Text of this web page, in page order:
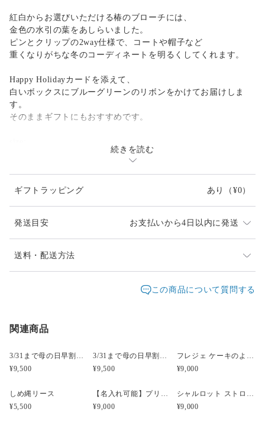
紅白からお選びいただける椿のブローチには、
金色の水引の葉をあしらいました。
ピンとクリップの2way仕様で、コートや帽子など
重くなりがちな冬のコーディネートを明るくしてくれます。
Happy Holidayカードを添えて、
白いボックスにブルーグリーンのリボンをかけてお届けしま
す。
そのままギフトにもおすすめです。
プリザーブドケーキ：φ11.5×10㎝
#新春福袋2026
続きを読む
ギフトラッピング あり （¥0）
発送目安 お支払いから4日以内に発送
同一花材が廃盤等入手できない場合、類似の花材になり
発送は通常2、3日以内（土日祝日を除く）に対応させて
さい。改めてご連絡差し上げますので、ご理解のほど宜
しくお願い致します。
受注制作のため1週間ほどお時間をいただく場合がござ
います。お急ぎの方はメールにてご相談ください。
送料・配送方法
送料無料
¥5,000以上のご注文で送料無料
この商品について質問する
関連商品
3/31まで母の日早割・5束限定 ピオニーのアーティフィシャルフラワーブーケ Merci Élégantメルシーエレガン
¥9,500
3/31まで母の日早割・5束限定 ローズのアーティフィシャルフラワーブーケ Bonheur Rosé（ボヌール・ロゼ）
¥9,500
フレジェ ケーキのようなプリザーブドフラワーアレンジメント
¥9,000
しめ縄リース
¥5,500
【名入れ可能】プリザーブド フラワーケーキ シャルロット マスカット【母の日】【誕生日】【開店祝い】
¥9,000
シャルロット ストロベリーピンク プリザーブドフラワーケーキ 【名入れ可能】
¥9,000